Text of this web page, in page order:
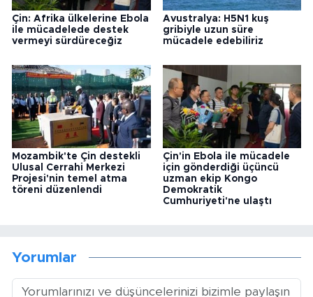
Çin: Afrika ülkelerine Ebola
ile mücadelede destek
vermeyi sürdüreceğiz
Avustralya: H5N1 kuş
gribiyle uzun süre
mücadele edebiliriz
Mozambik'te Çin destekli
Ulusal Cerrahi Merkezi
Projesi'nin temel atma
töreni düzenlendi
Çin'in Ebola ile mücadele
için gönderdiği üçüncü
uzman ekip Kongo
Demokratik
Cumhuriyeti'ne ulaştı
Yorumlar